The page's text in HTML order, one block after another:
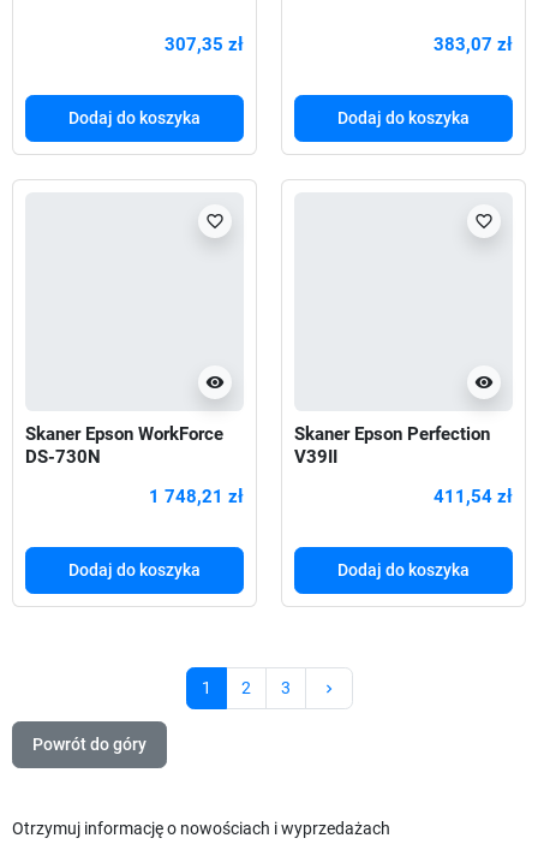
307,35 zł
Dodaj do koszyka
383,07 zł
Dodaj do koszyka
visibility
favorite_border
Skaner Epson WorkForce
DS-730N
1 748,21 zł
Dodaj do koszyka
visibility
favorite_border
Skaner Epson Perfection
V39II
411,54 zł
Dodaj do koszyka
1 2 3 keyboard_arrow_right
Powrót do góry
Otrzymuj informację o nowościach i wyprzedażach